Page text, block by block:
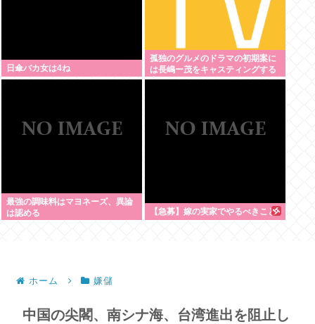
日傘バカ女は4ね
孤独のグルメのドラマの初期案に
は長嶋ー茂をキャスティングする
案もあった←これ
最強の調味料はマヨネーズ、異論
は認める
【急募】嫁の実家でやるべきこと
ホーム 嫌儲
中国の尖閣、南シナ海、台湾進出を阻止し